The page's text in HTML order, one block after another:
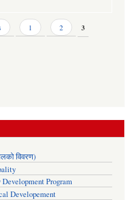
1 2 3
विवरण)
Program
Developement